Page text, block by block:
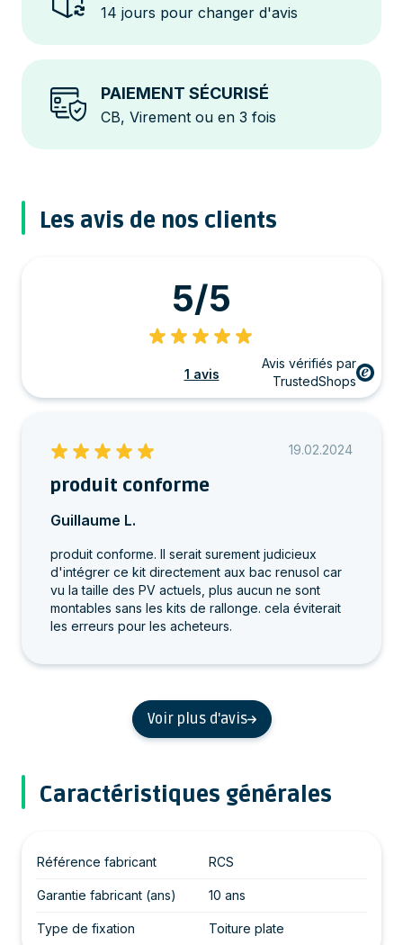
14 jours pour changer d'avis
PAIEMENT SÉCURISÉ
CB, Virement ou en 3 fois
Les avis de nos clients
5/5
1 avis
Avis vérifiés par
TrustedShops
19.02.2024
produit conforme
Guillaume L.
produit conforme. Il serait surement judicieux
d'intégrer ce kit directement aux bac renusol car
vu la taille des PV actuels, plus aucun ne sont
montables sans les kits de rallonge. cela éviterait
les erreurs pour les acheteurs.
Voir plus d'avis
Caractéristiques générales
Référence fabricant RCS
Garantie fabricant (ans) 10 ans
Type de fixation Toiture plate